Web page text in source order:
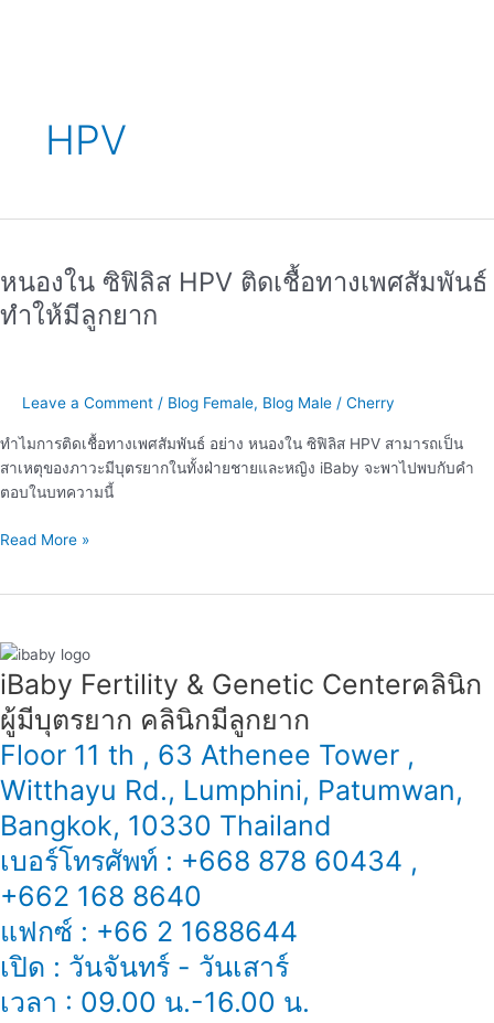
HPV
หนองใน ซิฟิลิส HPV ติดเชื้อทางเพศสัมพันธ์
ทำให้มีลูกยาก
Leave a Comment / Blog Female, Blog Male / Cherry
ทำไมการติดเชื้อทางเพศสัมพันธ์ อย่าง หนองใน ซิฟิลิส HPV สามารถเป็น
สาเหตุของภาวะมีบุตรยากในทั้งฝ่ายชายและหญิง iBaby จะพาไปพบกับคำ
ตอบในบทความนี้
HPV
ติด
เชื้อ
สัมพันธ์
มี
ลูก
ยาก
Read More »
iBaby Fertility & Genetic Center​ คลินิก
ผู้มีบุตรยาก คลินิกมีลูกยาก
Floor 11 th , 63 Athenee Tower ,
Witthayu Rd., Lumphini, Patumwan,
Bangkok, 10330 Thailand
เบอร์โทรศัพท์ : +668 878 60434 ,
+662 168 8640
แฟกซ์ : +66 2 1688644
เปิด : วันจันทร์ - วันเสาร์
เวลา : 09.00 น.-16.00 น.